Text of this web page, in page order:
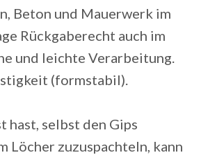
Beton und Mauerwerk im
Rückgaberecht auch im
und leichte Verarbeitung.
(formstabil).
hast, selbst den Gips
Löcher zuzuspachteln, kann